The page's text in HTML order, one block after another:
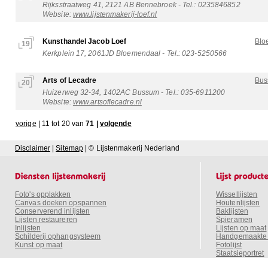
Rijksstraatweg 41, 2121 AB Bennebroek - Tel.: 0235846852
Website: www.lijstenmakerij-loef.nl
19 Kunsthandel Jacob Loef
Kerkplein 17, 2061JD Bloemendaal - Tel.: 023-5250566
20 Arts of Lecadre
Huizerweg 32-34, 1402AC Bussum - Tel.: 035-6911200
Website: www.artsoflecadre.nl
vorige | 11 tot 20 van71 | volgende
Disclaimer |Sitemap | © Lijstenmakerij Nederland
Foto's opplakken
Canvas doeken opspannen
Conserverend inlijsten
Lijsten restaureren
Inlijsten
Schilderij ophangsysteem
Kunst op maat
Wissellijsten
Houtenlijsten
Baklijsten
Spieramen
Lijsten op maat
Fotolijst
Staatsieportret